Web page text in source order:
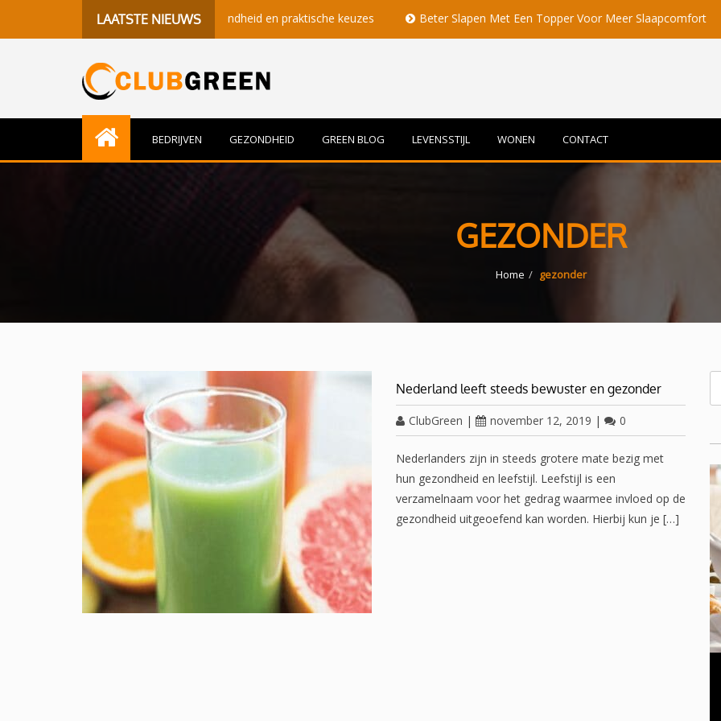
LAATSTE NIEUWS
betekenisvolle momenten, gezondheid en praktische keuzes Beter Slapen Met Een Topper Voor Meer Slaapcomfort
BEDRIJVEN GEZONDHEID GREEN BLOG LEVENSSTIJL WONEN CONTACT
GEZONDER
Home gezonder
Nederland leeft steeds bewuster en gezonder
ClubGreen | november 12, 2019 | 0
Nederlanders zijn in steeds grotere mate bezig met
hun gezondheid en leefstijl. Leefstijl is een
verzamelnaam voor het gedrag waarmee invloed op de
gezondheid uitgeoefend kan worden. Hierbij kun je […]